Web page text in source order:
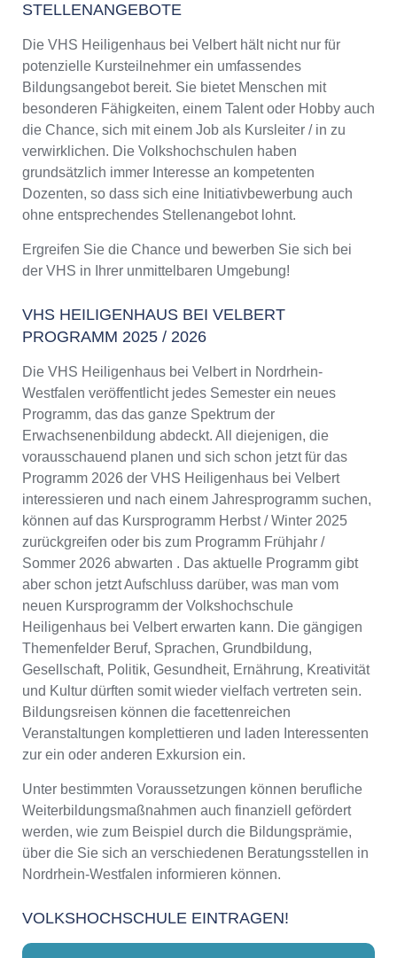
STELLENANGEBOTE
Die VHS Heiligenhaus bei Velbert hält nicht nur für
potenzielle Kursteilnehmer ein umfassendes
Bildungsangebot bereit. Sie bietet Menschen mit
besonderen Fähigkeiten, einem Talent oder Hobby auch
die Chance, sich mit einem Job als Kursleiter / in zu
verwirklichen. Die Volkshochschulen haben
grundsätzlich immer Interesse an kompetenten
Dozenten, so dass sich eine Initiativbewerbung auch
ohne entsprechendes Stellenangebot lohnt.
Ergreifen Sie die Chance und bewerben Sie sich bei
der VHS in Ihrer unmittelbaren Umgebung!
VHS HEILIGENHAUS BEI VELBERT
PROGRAMM 2025 / 2026
Die VHS Heiligenhaus bei Velbert in Nordrhein-
Westfalen veröffentlicht jedes Semester ein neues
Programm, das das ganze Spektrum der
Erwachsenenbildung abdeckt. All diejenigen, die
vorausschauend planen und sich schon jetzt für das
Programm 2026 der VHS Heiligenhaus bei Velbert
interessieren und nach einem Jahresprogramm suchen,
können auf das Kursprogramm Herbst / Winter 2025
zurückgreifen oder bis zum Programm Frühjahr /
Sommer 2026 abwarten . Das aktuelle Programm gibt
aber schon jetzt Aufschluss darüber, was man vom
neuen Kursprogramm der Volkshochschule
Heiligenhaus bei Velbert erwarten kann. Die gängigen
Themenfelder Beruf, Sprachen, Grundbildung,
Gesellschaft, Politik, Gesundheit, Ernährung, Kreativität
und Kultur dürften somit wieder vielfach vertreten sein.
Bildungsreisen können die facettenreichen
Veranstaltungen komplettieren und laden Interessenten
zur ein oder anderen Exkursion ein.
Unter bestimmten Voraussetzungen können berufliche
Weiterbildungsmaßnahmen auch finanziell gefördert
werden, wie zum Beispiel durch die Bildungsprämie,
über die Sie sich an verschiedenen Beratungsstellen in
Nordrhein-Westfalen informieren können.
VOLKSHOCHSCHULE EINTRAGEN!